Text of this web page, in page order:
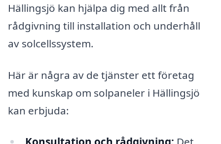
Hällingsjö kan hjälpa dig med allt från
rådgivning till installation och underhåll
av solcellssystem.
Här är några av de tjänster ett företag
med kunskap om solpaneler i Hällingsjö
kan erbjuda: